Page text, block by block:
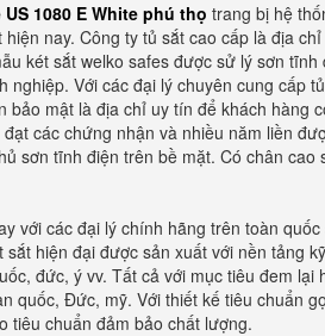
1080 E White phú thọ trang bị hệ
nay. Công ty tủ sắt cao cấp là địa
két sắt welko safes được sử lý sơn
nghiệp. Với các đại lý chuyên cung cấp
bảo mật là địa chỉ uy tín để khách hàng
các chứng nhận và nhiều năm liền
sơn tĩnh điện trên bề mặt. Có chân cao
với các đại lý chính hãng trên toàn
hiện đại được sản xuất với nền tảng
đức, ý vv. Tất cả với mục tiêu đem
quốc, Đức, mỹ. Với thiết kế tiêu chuẩn
tiêu chuẩn đảm bảo chất lượng.